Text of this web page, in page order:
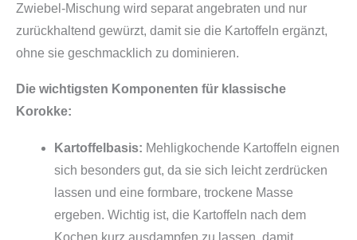
Zwiebel-Mischung wird separat angebraten und nur
zurückhaltend gewürzt, damit sie die Kartoffeln ergänzt,
ohne sie geschmacklich zu dominieren.
Die wichtigsten Komponenten für klassische
Korokke:
Kartoffelbasis: Mehligkochende Kartoffeln eignen
sich besonders gut, da sie sich leicht zerdrücken
lassen und eine formbare, trockene Masse
ergeben. Wichtig ist, die Kartoffeln nach dem
Kochen kurz ausdampfen zu lassen, damit